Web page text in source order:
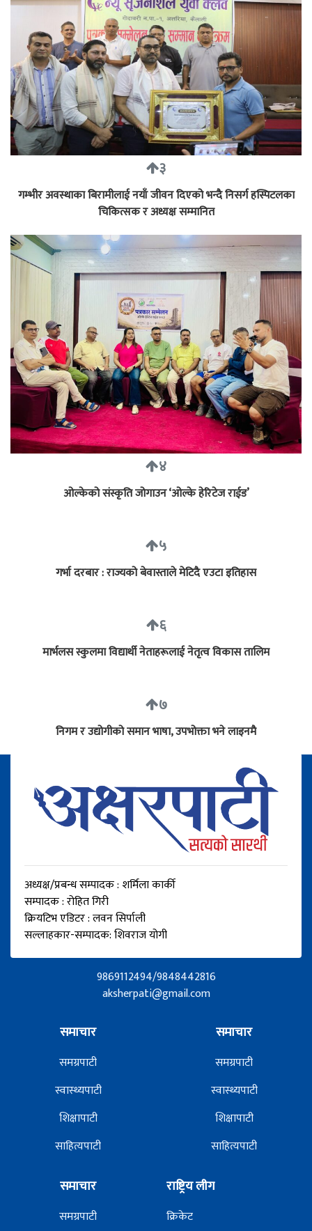
३
गम्भीर अवस्थाका बिरामीलाई नयाँ जीवन दिएको भन्दै निसर्ग हस्पिटलका
चिकित्सक र अध्यक्ष सम्मानित
४
ओल्केको संस्कृति जोगाउन ‘ओल्के हेरिटेज राईड’
५
गर्भा दरबार : राज्यको बेवास्ताले मेटिदै एउटा इतिहास
६
मार्भलस स्कुलमा विद्यार्थी नेताहरूलाई नेतृत्व विकास तालिम
७
निगम र उद्योगीको समान भाषा, उपभोक्ता भने लाइनमै
अध्यक्ष/प्रबन्ध सम्पादक : शर्मिला कार्की
सम्पादक : रोहित गिरी
क्रियटिभ एडिटर : लवन सिर्पाली
सल्लाहकार-सम्पादक: शिवराज योगी
9869112494/9848442816
aksherpati@gmail.com
समाचार
समग्रपाटी
स्वास्थ्यपाटी
शिक्षापाटी
साहित्यपाटी
समाचार
समग्रपाटी
स्वास्थ्यपाटी
शिक्षापाटी
साहित्यपाटी
समाचार
समग्रपाटी
राष्ट्रिय लीग
क्रिकेट